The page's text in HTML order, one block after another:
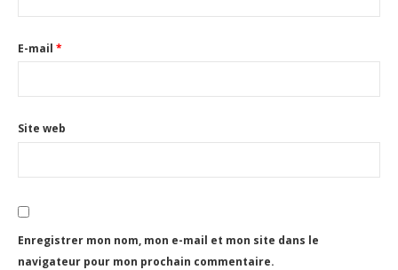
E-mail *
Site web
Enregistrer mon nom, mon e-mail et mon site dans le
navigateur pour mon prochain commentaire.